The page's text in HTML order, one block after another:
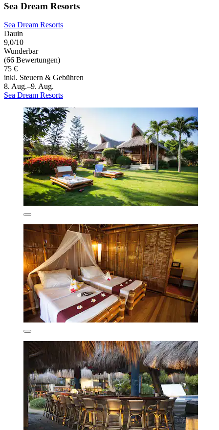
Sea Dream Resorts
Sea Dream Resorts
Dauin
9,0/10
Wunderbar
(66 Bewertungen)
75 €
inkl. Steuern & Gebühren
8. Aug.–9. Aug.
Sea Dream Resorts